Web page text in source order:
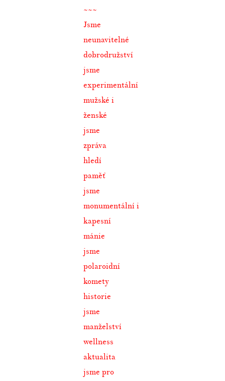
~~~
Jsme
neunavitelné
dobrodružství
jsme
experimentální
mužské i
ženské
jsme
zpráva
hledí
paměť
jsme
monumentální i
kapesní
mánie
jsme
polaroidní
komety
historie
jsme
manželství
wellness
aktualita
jsme pro